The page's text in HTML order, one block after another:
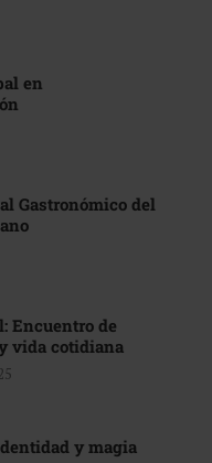
en
Gastronómico del
Encuentro de
vida cotidiana
y magia